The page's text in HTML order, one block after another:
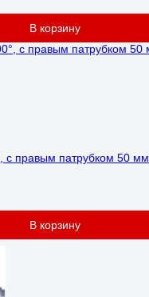
В корзину
с правым патрубком 50 мм
В корзину